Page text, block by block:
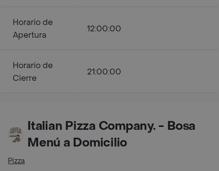
Horario de
Apertura
12:00:00
Horario de
Cierre
21:00:00
Italian Pizza Company. - Bosa
Menú a Domicilio
Pizza